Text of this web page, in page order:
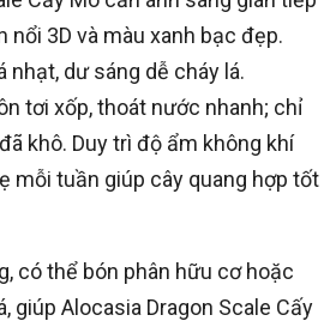
nổi 3D và màu xanh bạc đẹp.
nhạt, dư sáng dễ cháy lá.
tơi xốp, thoát nước nhanh; chỉ
khô. Duy trì độ ẩm không khí
mỗi tuần giúp cây quang hợp tốt
có thể bón phân hữu cơ hoặc
giúp Alocasia Dragon Scale Cấy